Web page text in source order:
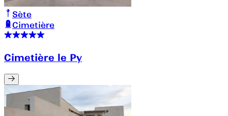
Sète
Cimetière
Cimetière le Py